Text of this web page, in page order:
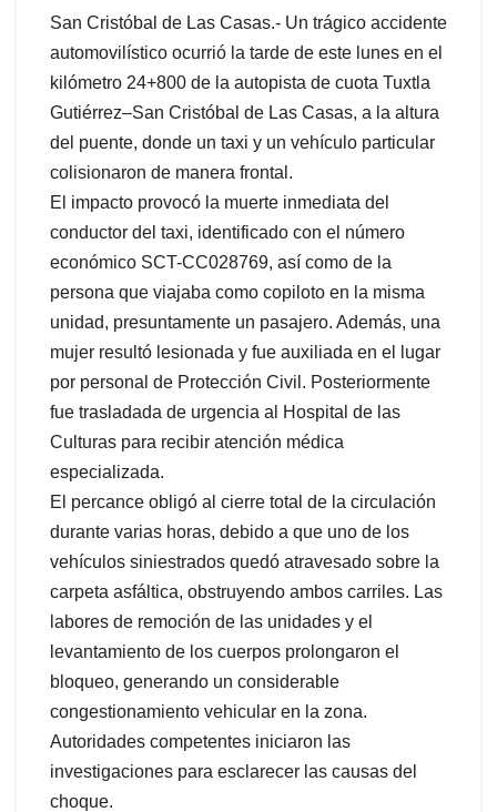
San Cristóbal de Las Casas.- Un trágico accidente
automovilístico ocurrió la tarde de este lunes en el
kilómetro 24+800 de la autopista de cuota Tuxtla
Gutiérrez–San Cristóbal de Las Casas, a la altura
del puente, donde un taxi y un vehículo particular
colisionaron de manera frontal.
El impacto provocó la muerte inmediata del
conductor del taxi, identificado con el número
económico SCT-CC028769, así como de la
persona que viajaba como copiloto en la misma
unidad, presuntamente un pasajero. Además, una
mujer resultó lesionada y fue auxiliada en el lugar
por personal de Protección Civil. Posteriormente
fue trasladada de urgencia al Hospital de las
Culturas para recibir atención médica
especializada.
El percance obligó al cierre total de la circulación
durante varias horas, debido a que uno de los
vehículos siniestrados quedó atravesado sobre la
carpeta asfáltica, obstruyendo ambos carriles. Las
labores de remoción de las unidades y el
levantamiento de los cuerpos prolongaron el
bloqueo, generando un considerable
congestionamiento vehicular en la zona.
Autoridades competentes iniciaron las
investigaciones para esclarecer las causas del
choque.